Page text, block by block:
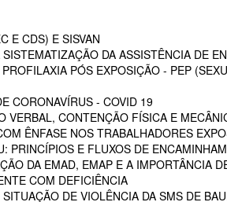
E CDS) E SISVAN
DA ASSISTÊNCIA DE
PÓS EXPOSIÇÃO - PEP
CORONAVÍRUS - COVID 19
VERBAL, CONTENÇÃO FÍSICA E
ÊNFASE NOS TRABALHADORES
PRINCÍPIOS E FLUXOS DE
DA EMAD, EMAP E A IMPORTÂNCIA
COM DEFICIÊNCIA
DE VIOLÊNCIA DA SMS DE